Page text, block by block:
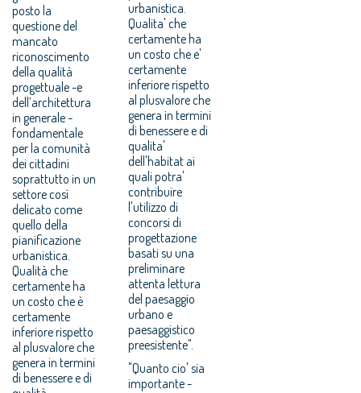
posto la
questione del
mancato
riconoscimento
della qualità
progettuale -e
dell’architettura
in generale -
fondamentale
per la comunità
dei cittadini
soprattutto in un
settore così
delicato come
quello della
pianificazione
urbanistica.
Qualità che
certamente ha
un costo che è
certamente
inferiore rispetto
al plusvalore che
genera in termini
di benessere e di
urbanistica.
Qualita' che
certamente ha
un costo che e'
certamente
inferiore rispetto
al plusvalore che
genera in termini
di benessere e di
qualita'
dell'habitat ai
quali potra'
contribuire
l'utilizzo di
concorsi di
progettazione
basati su una
preliminare
attenta lettura
del paesaggio
urbano e
paesaggistico
preesistente".
"Quanto cio' sia
importante -